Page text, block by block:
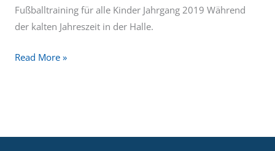
Fußballtraining für alle Kinder Jahrgang 2019 Während
der kalten Jahreszeit in der Halle.
(Jahrgang
2019)
Read More »